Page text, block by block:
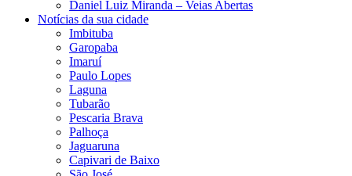
Daniel Luiz Miranda – Veias Abertas
Notícias da sua cidade
Imbituba
Garopaba
Imaruí
Paulo Lopes
Laguna
Tubarão
Pescaria Brava
Palhoça
Jaguaruna
Capivari de Baixo